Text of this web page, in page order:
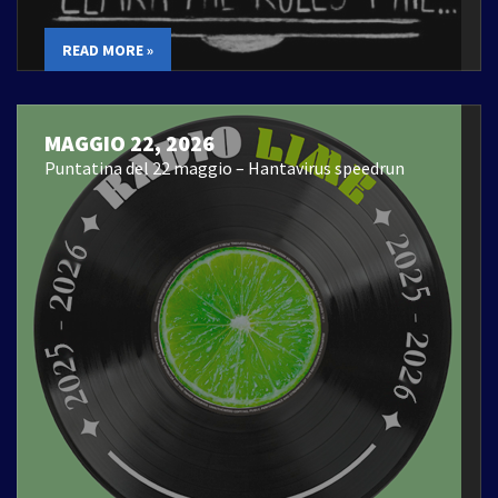
READ MORE »
MAGGIO 22, 2026
Puntatina del 22 maggio – Hantavirus speedrun